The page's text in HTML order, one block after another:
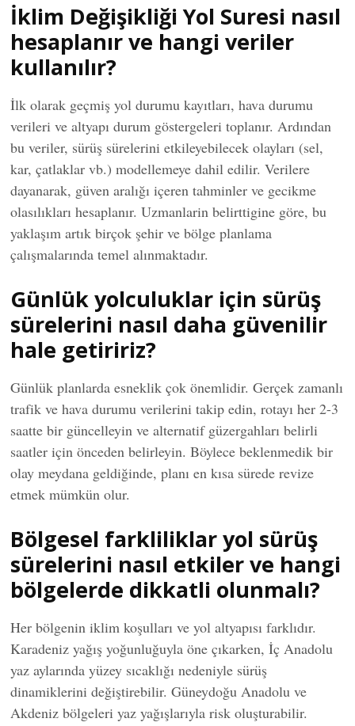
İklim Değişikliği Yol Suresi nasıl
hesaplanır ve hangi veriler
kullanılır?
İlk olarak geçmiş yol durumu kayıtları, hava durumu
verileri ve altyapı durum göstergeleri toplanır. Ardından
bu veriler, sürüş sürelerini etkileyebilecek olayları (sel,
kar, çatlaklar vb.) modellemeye dahil edilir. Verilere
dayanarak, güven aralığı içeren tahminler ve gecikme
olasılıkları hesaplanır. Uzmanlarin belirttigine göre, bu
yaklaşım artık birçok şehir ve bölge planlama
çalışmalarında temel alınmaktadır.
Günlük yolculuklar için sürüş
sürelerini nasıl daha güvenilir
hale getiririz?
Günlük planlarda esneklik çok önemlidir. Gerçek zamanlı
trafik ve hava durumu verilerini takip edin, rotayı her 2-3
saatte bir güncelleyin ve alternatif güzergahları belirli
saatler için önceden belirleyin. Böylece beklenmedik bir
olay meydana geldiğinde, planı en kısa sürede revize
etmek mümkün olur.
Bölgesel farkliliklar yol sürüş
sürelerini nasıl etkiler ve hangi
bölgelerde dikkatli olunmalı?
Her bölgenin iklim koşulları ve yol altyapısı farklıdır.
Karadeniz yağış yoğunluğuyla öne çıkarken, İç Anadolu
yaz aylarında yüzey sıcaklığı nedeniyle sürüş
dinamiklerini değiştirebilir. Güneydoğu Anadolu ve
Akdeniz bölgeleri yaz yağışlarıyla risk oluşturabilir.